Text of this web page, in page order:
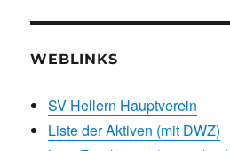
WEBLINKS
SV Hellern Hauptverein
Liste der Aktiven (mit DWZ)